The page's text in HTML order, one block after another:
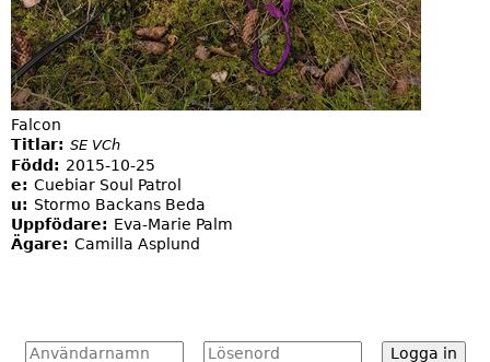
Falcon
Titlar: SE VCh
Född: 2015-10-25
e: Cuebiar Soul Patrol
u: Stormo Backans Beda
Uppfödare: Eva-Marie Palm
Ägare: Camilla Asplund
A
L